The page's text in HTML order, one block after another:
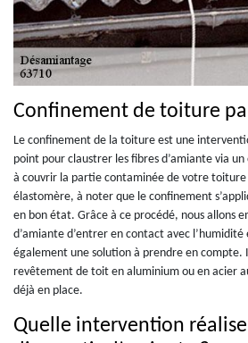
Confinement de toiture
Le confinement de la toiture est une
point pour claustrer les fibres d’amiante via un
à couvrir la partie contaminée de votre toiture
élastomère, à noter que le confinement
en bon état. Grâce à ce procédé, nous allons
d’amiante d’entrer en contact avec
également une solution à prendre en compte.
revêtement de toit en aluminium ou en acier
déjà en place.
Quelle intervention